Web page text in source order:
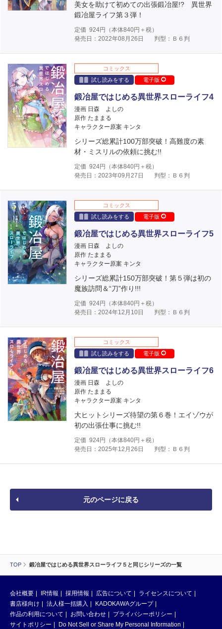
TOP 鍛冶屋ではじめる異世界スローライフ５と同じシリーズの一覧
美女を助けて初めての出張鍛冶屋!? 異世界
鍛冶屋ライフ第３弾！
定価 924円（本体840円＋税）
発売日：2022年08月26日
判型：Ｂ６判
コミックス
試し読みをする
電子版
鍛冶屋ではじめる異世界スローライフ4
漫画 日森 よしの
原作 たままる
キャラクター原案 キンタ
シリーズ総累計100万部突破！高難度の素
材・ミスリルの依頼に挑む!!
定価 924円（本体840円＋税）
発売日：2023年09月27日
判型：Ｂ６判
コミックス
試し読みをする
電子版
鍛冶屋ではじめる異世界スローライフ5
漫画 日森 よしの
原作 たままる
キャラクター原案 キンタ
シリーズ総累計150万部突破！第５弾は初の
魔族訪問＆“刀”作り!!!
定価 924円（本体840円＋税）
発売日：2024年12月10日
判型：Ｂ６判
コミックス
試し読みをする
電子版
鍛冶屋ではじめる異世界スローライフ6
漫画 日森 よしの
原作 たままる
キャラクター原案 キンタ
大ヒットシリーズ待望の第６巻！エイゾウが
初の出張仕事に挑む!!
定価 924円（本体840円＋税）
発売日：2025年12月26日
判型：Ｂ６判
元のページに戻る
会社概要 IR情報 採用情報 広告について
ライセンスについて
書店様向け
法人様一括購入
KADOKAWAグループ
作品の利用について
お問い合わせ
プライバシーポリシー
サイトポリシー
Do Not Sell or Share My Personal Information